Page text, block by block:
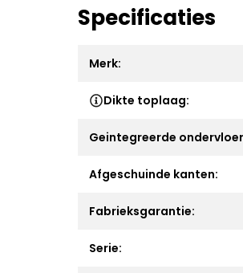
Specificaties
Merk:
Dikte toplaag:
Geintegreerde
Afgeschuinde kanten:
Fabrieksgarantie:
Serie: